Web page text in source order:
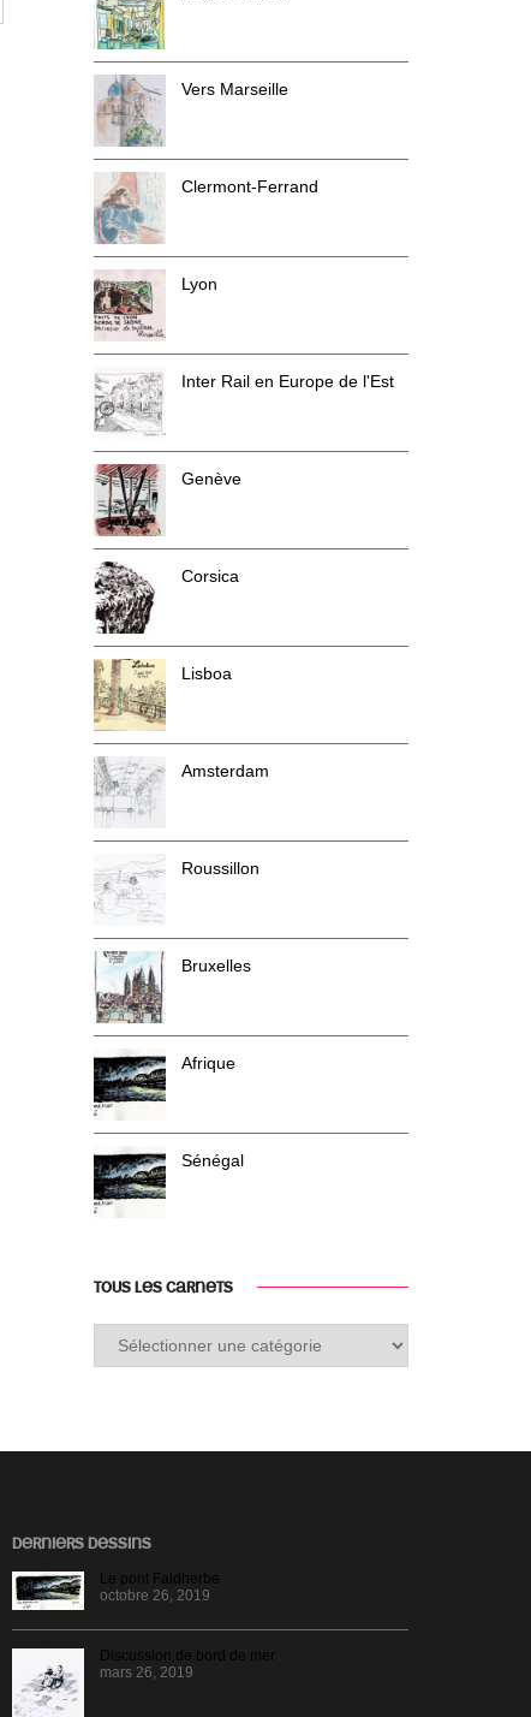
Vers Marseille
Clermont-Ferrand
Lyon
Inter Rail en Europe de l'Est
Genève
Corsica
Lisboa
Amsterdam
Roussillon
Bruxelles
Afrique
Sénégal
TOUS LES CARNETS
Tous
les
DERNIERS DESSINS
Le pont Faidherbe
octobre 26, 2019
Discussion de bord de mer
mars 26, 2019